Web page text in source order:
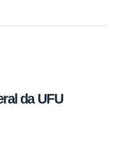
da UFU